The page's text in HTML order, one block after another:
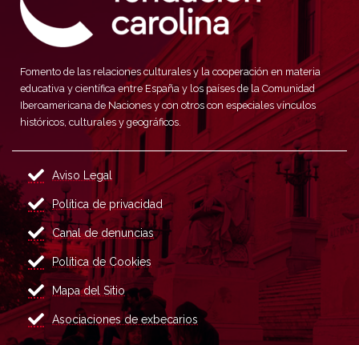
Fomento de las relaciones culturales y la cooperación en materia
educativa y científica entre España y los países de la Comunidad
Iberoamericana de Naciones y con otros con especiales vínculos
históricos, culturales y geográficos.
Aviso Legal
Política de privacidad
Canal de denuncias
Política de Cookies
Mapa del Sitio
Asociaciones de exbecarios